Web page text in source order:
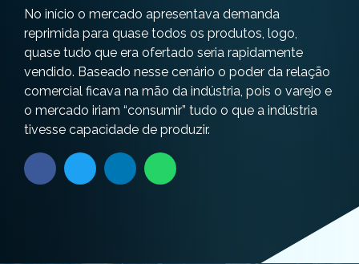
No início o mercado apresentava demanda
reprimida para quase todos os produtos, logo,
quase tudo que era ofertado seria rapidamente
vendido. Baseado nesse cenário o poder da relação
comercial ficava na mão da indústria, pois o varejo e
o mercado iriam “consumir” tudo o que a indústria
tivesse capacidade de produzir.